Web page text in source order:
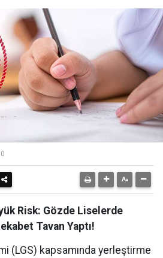
Risk: Gözde Liselerde
Tavan Yaptı!
(LGS) kapsamında yerleştirme